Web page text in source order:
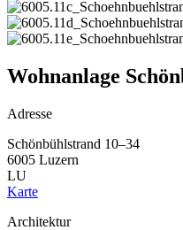
Wohnanlage
Adresse
Schönbühlstrand 10–34
6005 Luzern
LU
Karte
Architektur